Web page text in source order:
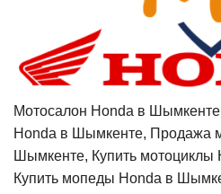
Мотосалон Honda в
Honda в Шымкенте, Продажа
Шымкенте, Купить
Купить мопеды Honda в